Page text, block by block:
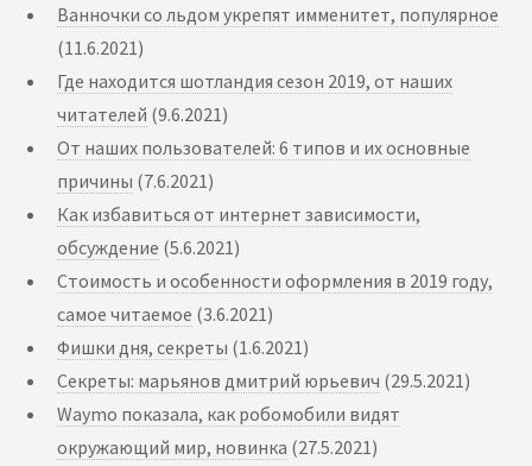
Ванночки со льдом укрепят имменитет, популярное
(11.6.2021)
Где находится шотландия сезон 2019, от наших
читателей (9.6.2021)
От наших пользователей: 6 типов и их основные
причины (7.6.2021)
Как избавиться от интернет зависимости,
обсуждение (5.6.2021)
Стоимость и особенности оформления в 2019 году,
самое читаемое (3.6.2021)
Фишки дня, секреты (1.6.2021)
Секреты: марьянов дмитрий юрьевич (29.5.2021)
Waymo показала, как робомобили видят
окружающий мир, новинка (27.5.2021)